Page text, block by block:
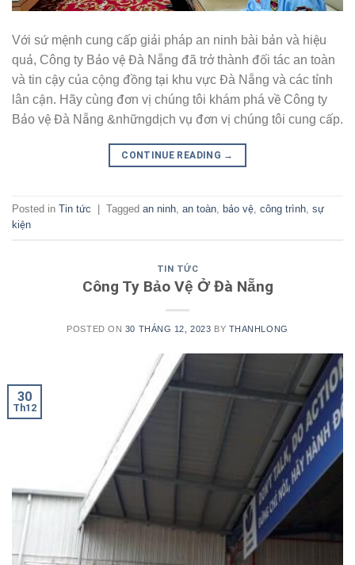
Với sứ mệnh cung cấp giải pháp an ninh bài bản và hiệu
quả, Công ty Bảo vệ Đà Nẵng đã trở thành đối tác an toàn
và tin cậy của cộng đồng tại khu vực Đà Nẵng và các tỉnh
lân cận. Hãy cùng đơn vị chúng tôi khám phá về Công ty
Bảo vệ Đà Nẵng &nhữngdịch vụ đơn vị chúng tôi cung cấp.
CONTINUE READING →
Posted in Tin tức Tagged an ninh, an toàn, bảo vệ, công trình, sự
kiện
TIN TỨC
Công Ty Bảo Vệ Ở Đà Nẵng
POSTED ON 30 THÁNG 12, 2023 BY THANHLONG
30
Th12